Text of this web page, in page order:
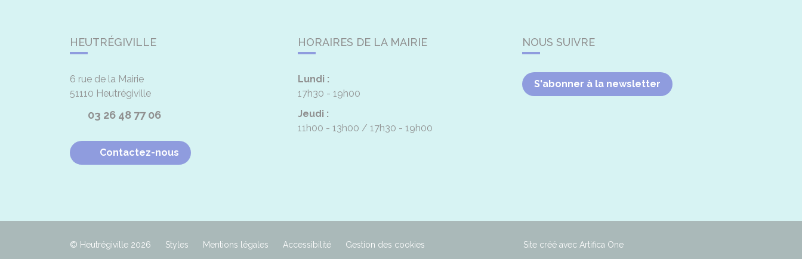
HEUTRÉGIVILLE
6 rue de la Mairie
51110 Heutrégiville
03 26 48 77 06
Contactez-nous
HORAIRES DE LA MAIRIE
Lundi :
17h30 - 19h00
Jeudi :
11h00 - 13h00
17h30 - 19h00
NOUS SUIVRE
S'abonner à la newsletter
© Heutrégiville 2026 Styles Mentions légales Accessibilité Gestion des cookies Site créé avec Artifica One